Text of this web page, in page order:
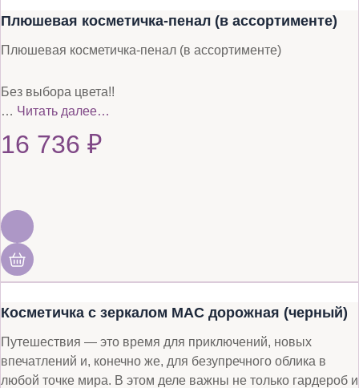
Плюшевая косметичка-пенал (в ассортименте)
Плюшевая косметичка-пенал (в ассортименте)
Без выбора цвета!!
… Читать далее…
16 736 ₽
Косметичка с зеркалом MAC дорожная (черный)
Путешествия — это время для приключений, новых
впечатлений и, конечно же, для безупречного облика в
любой точке мира. В этом деле важны не только гардероб и